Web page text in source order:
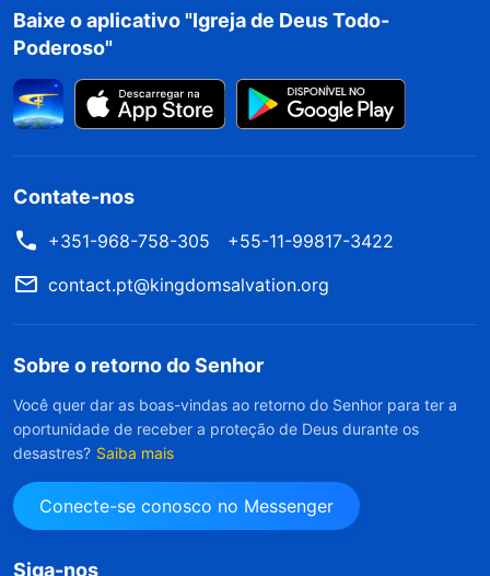
Baixe o aplicativo "Igreja de Deus Todo-
Poderoso"
Contate-nos
+351-968-758-305
+55-11-99817-3422
contact.pt@kingdomsalvation.org
Sobre o retorno do Senhor
Você quer dar as boas-vindas ao retorno do Senhor para ter a
oportunidade de receber a proteção de Deus durante os
desastres? Saiba mais
Conecte-se conosco no Messenger
Siga-nos